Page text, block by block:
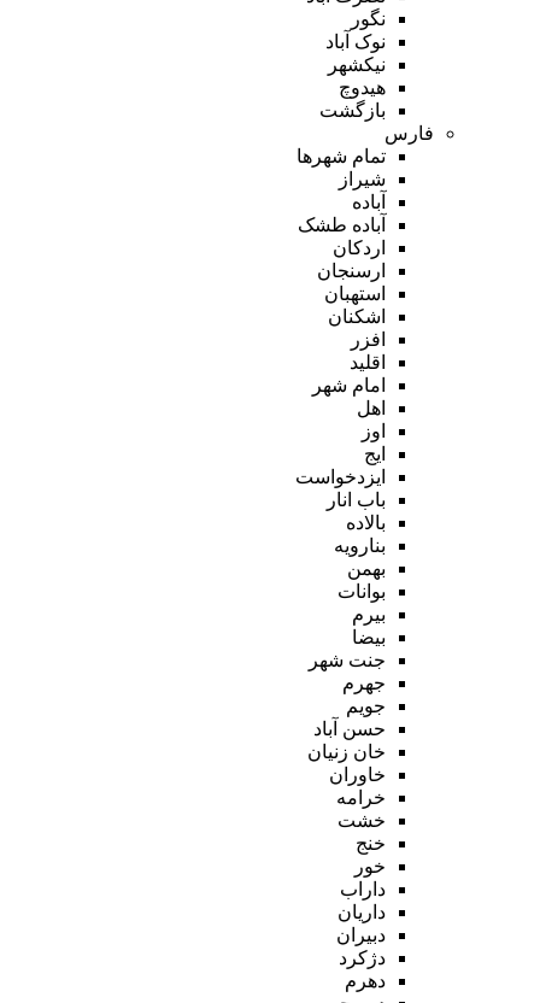
نگور
نوک آباد
نیکشهر
هیدوچ
بازگشت
فارس
تمام شهر‌ها
شیراز
آباده
آباده طشک
اردکان
ارسنجان
استهبان
اشکنان
افزر
اقلید
امام شهر
اهل
اوز
ایج
ایزدخواست
باب انار
بالاده
بنارویه
بهمن
بوانات
بیرم
بیضا
جنت شهر
جهرم
جویم
حسن آباد
خان زنیان
خاوران
خرامه
خشت
خنج
خور
داراب
داریان
دبیران
دژکرد
دهرم